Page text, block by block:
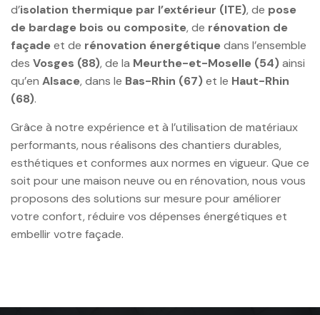
d’isolation thermique par l’extérieur (ITE), de pose
de bardage bois ou composite, de rénovation de
façade et de rénovation énergétique dans l’ensemble
des Vosges (88), de la Meurthe-et-Moselle (54)ainsi
qu’en Alsace, dans le Bas-Rhin (67)et le Haut-Rhin
(68).
Grâce à notre expérience et à l’utilisation de matériaux
performants, nous réalisons des chantiers durables,
esthétiques et conformes aux normes en vigueur. Que ce
soit pour une maison neuve ou en rénovation, nous vous
proposons des solutions sur mesure pour améliorer
votre confort, réduire vos dépenses énergétiques et
embellir votre façade.